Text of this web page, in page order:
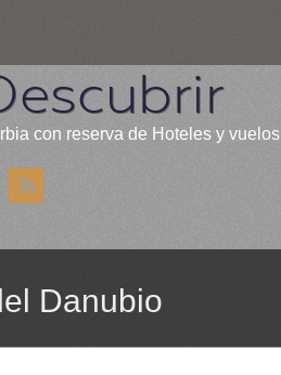
con reserva de Hoteles y vuelos
Danubio